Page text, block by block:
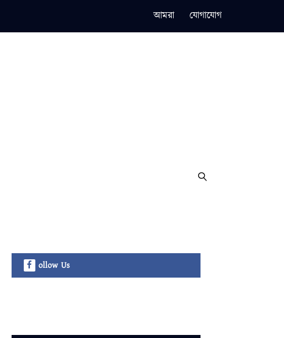
আমরা যোগাযোগ
ollow Us